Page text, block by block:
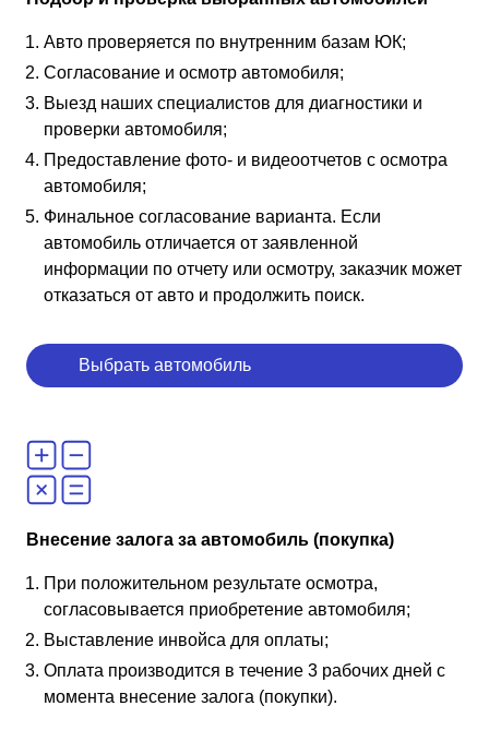
Авто проверяется по внутренним базам ЮК;
Согласование и осмотр автомобиля;
Выезд наших специалистов для диагностики и
проверки автомобиля;
Предоставление фото- и видеоотчетов с осмотра
автомобиля;
Финальное согласование варианта. Если
автомобиль отличается от заявленной
информации по отчету или осмотру, заказчик может
отказаться от авто и продолжить поиск.
Выбрать автомобиль
Внесение залога за автомобиль (покупка)
При положительном результате осмотра,
согласовывается приобретение автомобиля;
Выставление инвойса для оплаты;
Оплата производится в течение 3 рабочих дней с
момента внесение залога (покупки).